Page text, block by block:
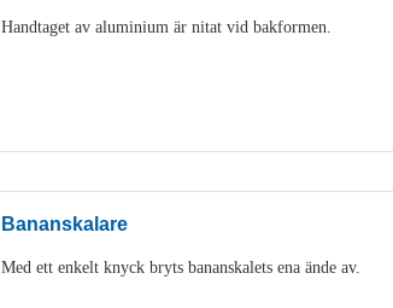
Handtaget av aluminium är nitat vid bakformen.
Bananskalare
Med ett enkelt knyck bryts bananskalets ena ände av.